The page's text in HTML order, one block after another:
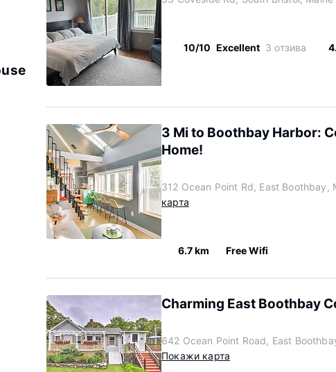
10/10 Excellent 3 отзива
3 Mi to Boothbay Harbor:
Home!
312 Ocean Point Rd, East Boothbay,
карта
6.7 km Free Wifi
Charming East Boothbay
642 Ocean Point Road, East
Покажи карта